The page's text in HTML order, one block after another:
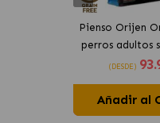
Pienso Orijen
perros adultos
de
(DESDE) 93
Añadir al